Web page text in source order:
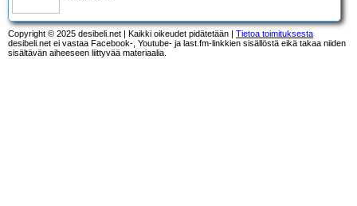
Copyright © 2025 desibeli.net | Kaikki oikeudet pidätetään | Tietoa toimituksesta
desibeli.net ei vastaa Facebook-, Youtube- ja last.fm-linkkien sisällöstä eikä takaa niiden
sisältävän aiheeseen liittyvää materiaalia.